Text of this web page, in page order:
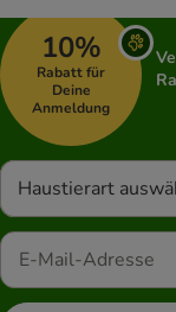
10%
Rabatt für
Deine
Anmeldung
Haustierart